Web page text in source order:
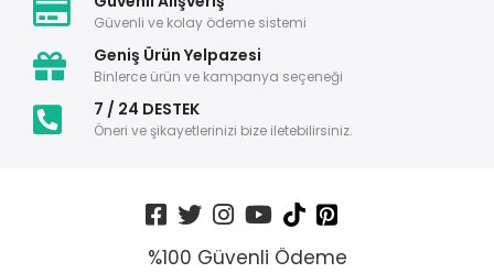
Güvenli ve kolay ödeme sistemi
Geniş Ürün Yelpazesi
Binlerce ürün ve kampanya seçeneği
7 / 24 DESTEK
Öneri ve şikayetlerinizi bize iletebilirsiniz.
%100 Güvenli Ödeme